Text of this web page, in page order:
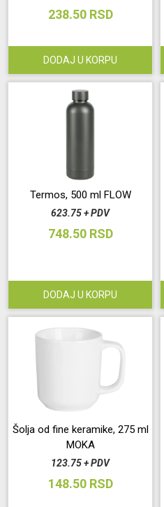
238.50 RSD
DODAJ U KORPU
Termos, 500 ml FLOW
623.75 + PDV
748.50 RSD
DODAJ U KORPU
Šolja od fine keramike, 275 ml
MOKA
123.75 + PDV
148.50 RSD